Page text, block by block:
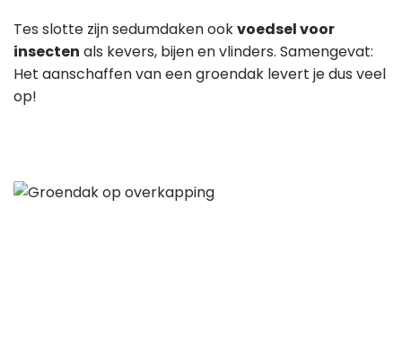
Tes slotte zijn sedumdaken ookvoedsel voor
insecten als kevers, bijen en vlinders. Samengevat:
Het aanschaffen van een groendak levert je dus veel
op!